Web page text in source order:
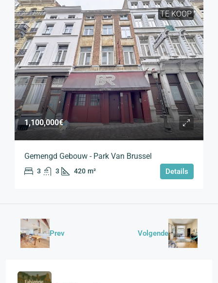
TE KOOP
1,100,000€
Gemengd Gebouw - Park Van Brussel
3 3 420 m² Details
Prev Volgende